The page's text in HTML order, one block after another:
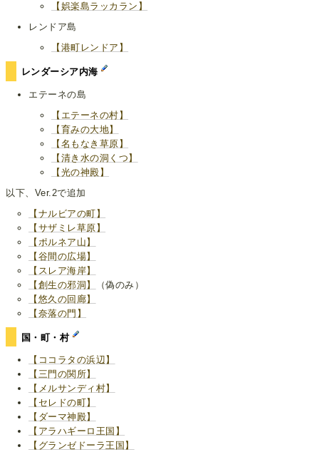
【娯楽島ラッカラン】
レンドア島
【港町レンドア】
レンダーシア内海
エテーネの島
【エテーネの村】
【育みの大地】
【名もなき草原】
【清き水の洞くつ】
【光の神殿】
以下、Ver.2で追加
【ナルビアの町】
【サザミレ草原】
【ポルネア山】
【谷間の広場】
【スレア海岸】
【創生の邪洞】
（偽のみ）
【悠久の回廊】
【奈落の門】
国・町・村
【ココラタの浜辺】
【三門の関所】
【メルサンディ村】
【セレドの町】
【ダーマ神殿】
【アラハギーロ王国】
【グランゼドーラ王国】